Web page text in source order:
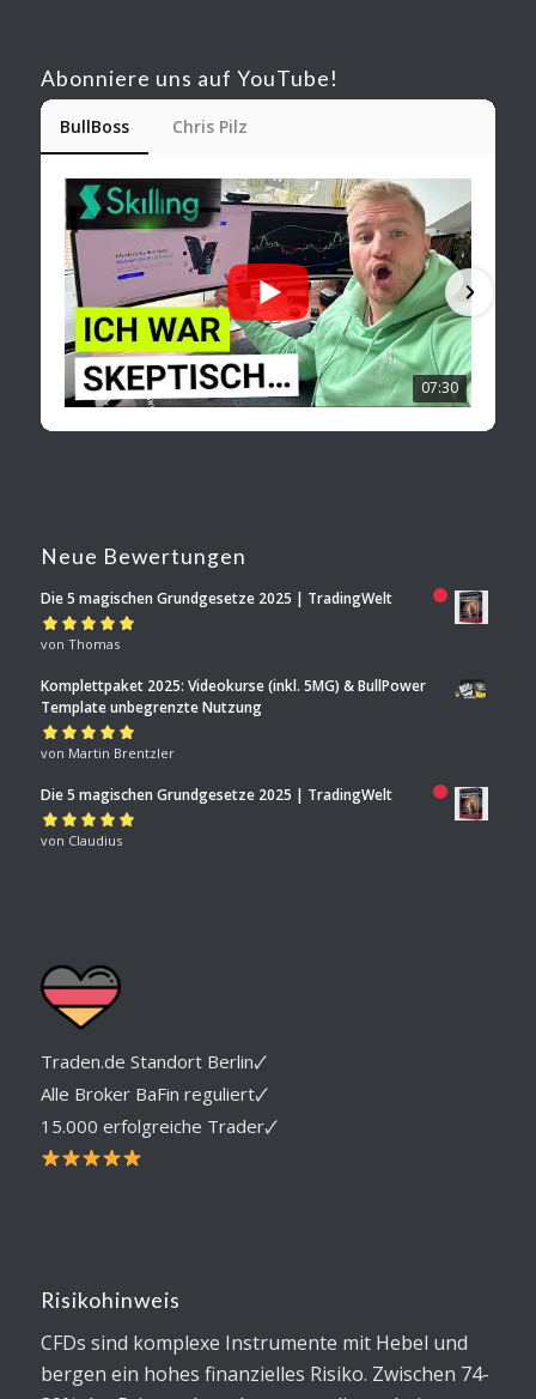
Abonniere uns auf YouTube!
BullBoss Chris Pilz
07:30
Neue Bewertungen
Die 5 magischen Grundgesetze 2025 | TradingWelt
Bewertet mit
von Thomas
Komplettpaket 2025: Videokurse (inkl. 5MG) & BullPower
Template unbegrenzte Nutzung
Bewertet mit5
von Martin Brentzler
Die 5 magischen Grundgesetze 2025 | TradingWelt
Bewertet mit
von Claudius
Traden.de Standort Berlin🗸
Alle Broker BaFin reguliert🗸
15.000 erfolgreiche Trader🗸
Risikohinweis
CFDs sind komplexe Instrumente mit Hebel und
bergen ein hohes finanzielles Risiko. Zwischen 74-